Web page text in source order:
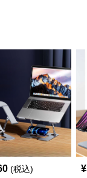
(税込) ¥